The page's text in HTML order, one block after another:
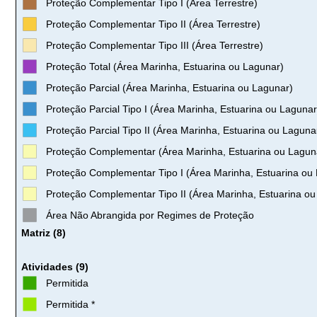
Proteção Complementar Tipo I (Área Terrestre)
Proteção Complementar Tipo II (Área Terrestre)
Proteção Complementar Tipo III (Área Terrestre)
Proteção Total (Área Marinha, Estuarina ou Lagunar)
Proteção Parcial (Área Marinha, Estuarina ou Lagunar)
Proteção Parcial Tipo I (Área Marinha, Estuarina ou
Proteção Parcial Tipo II (Área Marinha, Estuarina ou
Proteção Complementar (Área Marinha, Estuarina ou
Proteção Complementar Tipo I (Área Marinha, Estuarina ou
Proteção Complementar Tipo II (Área Marinha, Estuarina
Área Não Abrangida por Regimes de Proteção
Matriz (8)
Atividades (9)
Permitida
Permitida *